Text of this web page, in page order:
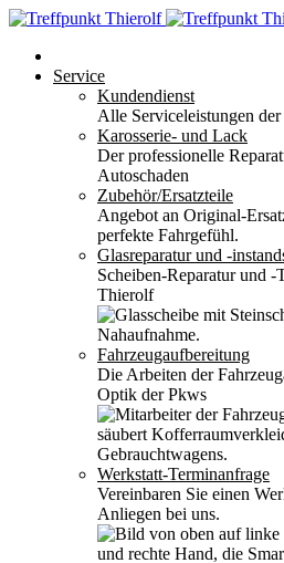
Service
Kundendienst
Alle Serviceleistungen
Karosserie- und Lack
Der professionelle
Autoschaden
Zubehör/Ersatzteile
Angebot an Original-
perfekte Fahrgefühl.
Glasreparatur und -
Scheiben-Reparatur und
Thierolf
Fahrzeugaufbereitung
Die Arbeiten der
Optik der Pkws
Werkstatt-Terminanfrage
Vereinbaren Sie einen
Anliegen bei uns.